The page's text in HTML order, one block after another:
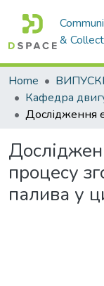
&
Home
процесу
палива у